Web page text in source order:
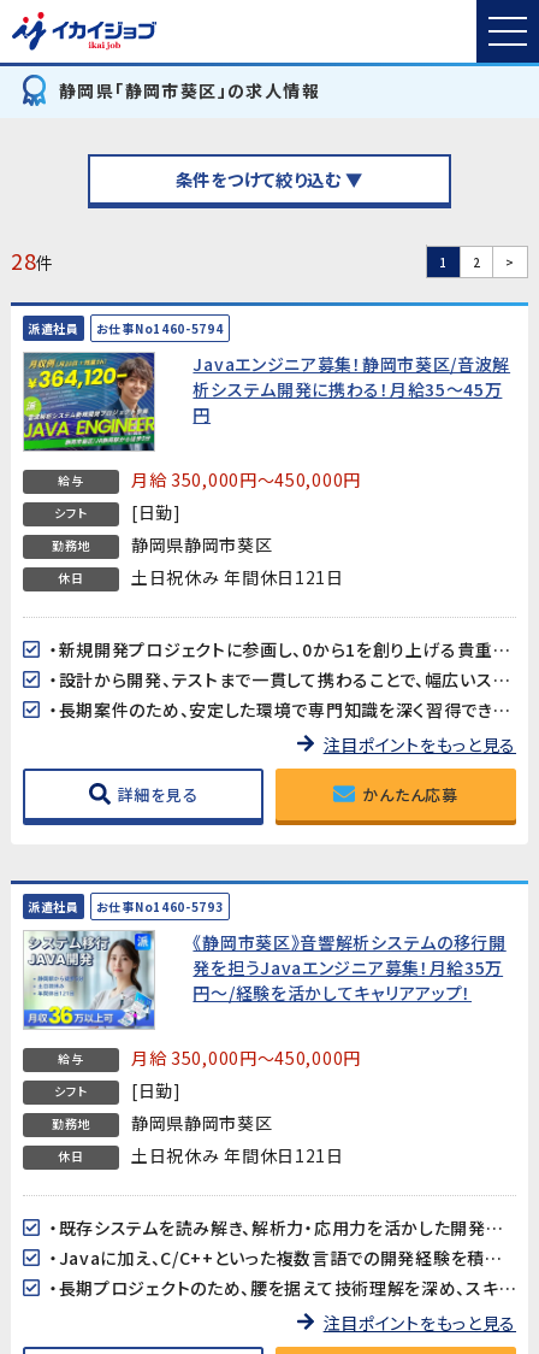
静岡県「静岡市葵区」の求人情報
条件をつけて絞り込む ▼
28件 1 2 >
派遣社員 お仕事No1460-5794
Javaエンジニア募集！静岡市葵区/音波解
析システム開発に携わる！月給35～45万
円
給与 月給 350,000円～450,000円
シフト [日勤]
勤務地 静岡県静岡市葵区
休日 土日祝休み 年間休日121日
・新規開発プロジェクトに参画し、0から1を創り上げる貴重な経験を積めます。
・設計から開発、テストまで一貫して携わることで、幅広いスキルアップが可能です。
・長期案件のため、安定した環境で専門知識を深く習得できます。
注目ポイントをもっと見る
詳細を見る かんたん応募
派遣社員 お仕事No1460-5793
《静岡市葵区》音響解析システムの移行開
発を担うJavaエンジニア募集！月給35万
円～/経験を活かしてキャリアアップ！
給与 月給 350,000円～450,000円
シフト [日勤]
勤務地 静岡県静岡市葵区
休日 土日祝休み 年間休日121日
・既存システムを読み解き、解析力・応用力を活かした開発に携われます。
・Javaに加え、C/C++といった複数言語での開発経験を積むことが可能です。
・長期プロジェクトのため、腰を据えて技術理解を深め、スキルアップを図れます。
注目ポイントをもっと見る